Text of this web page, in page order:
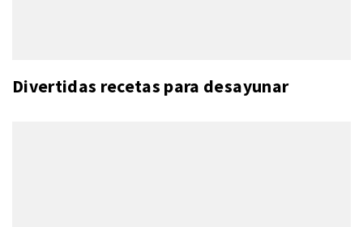
Divertidas recetas para desayunar